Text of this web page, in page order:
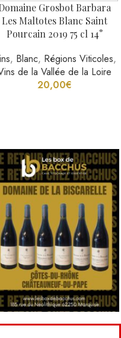
Grosbot Barbara
Les Maltotes Blanc Saint
Pourcain 2019 75 cl 14°
, Blanc, Régions Viticoles,
de la Vallée de la Loire
20,00€